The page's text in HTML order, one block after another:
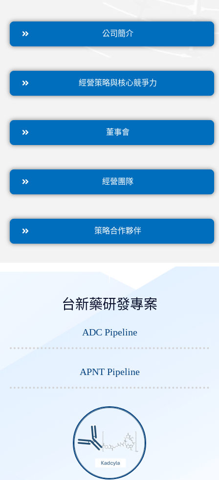
公司簡介
經營策略與核心競爭力
董事會
經營團隊
策略合作夥伴
台新藥研發專案
ADC Pipeline
APNT Pipeline